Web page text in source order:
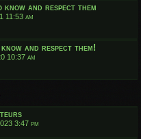
and respect them
11:53 am
and respect them!
10:37 am
3:47 pm